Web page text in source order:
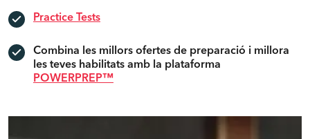
Practice Tests
Combina les millors ofertes de preparació i millora
les teves habilitats amb la plataforma
POWERPREP™